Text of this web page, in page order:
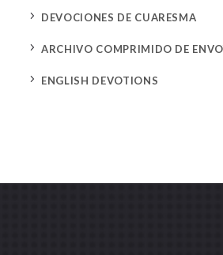
5 DEVOCIONES DE CUARESMA
5 ARCHIVO COMPRIMIDO DE
5 ENGLISH DEVOTIONS